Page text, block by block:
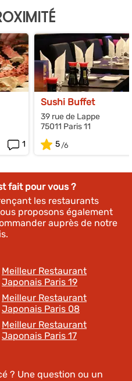
1
Sushi Buffet
39 rue de Lappe
75011 Paris 11
5
fait pour vous ?
les restaurants
proposons également
auprès de notre
Meilleur Restaurant
Japonais Paris 19
Meilleur Restaurant
Japonais Paris 08
Meilleur Restaurant
Japonais Paris 17
? Une question ou un